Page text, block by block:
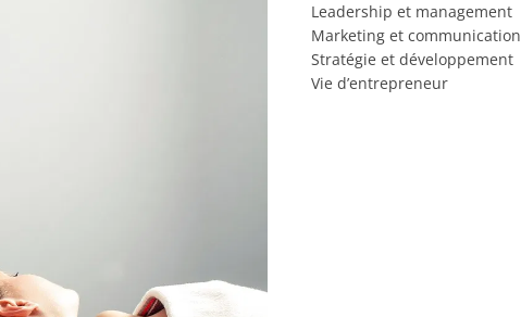
Leadership et management
Marketing et communication
Stratégie et développement
Vie d’entrepreneur